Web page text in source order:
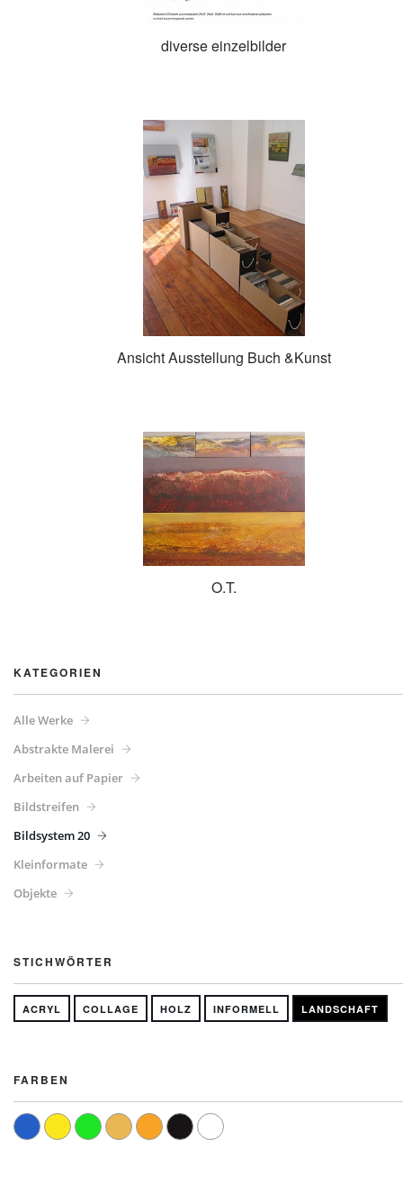
diverse einzelbilder
Ansicht Ausstellung Buch &Kunst
O.T.
KATEGORIEN
Alle Werke
Abstrakte Malerei
Arbeiten auf Papier
Bildstreifen
Bildsystem 20
Kleinformate
Objekte
STICHWÖRTER
ACRYL COLLAGE HOLZ INFORMELL LANDSCHAFT
FARBEN